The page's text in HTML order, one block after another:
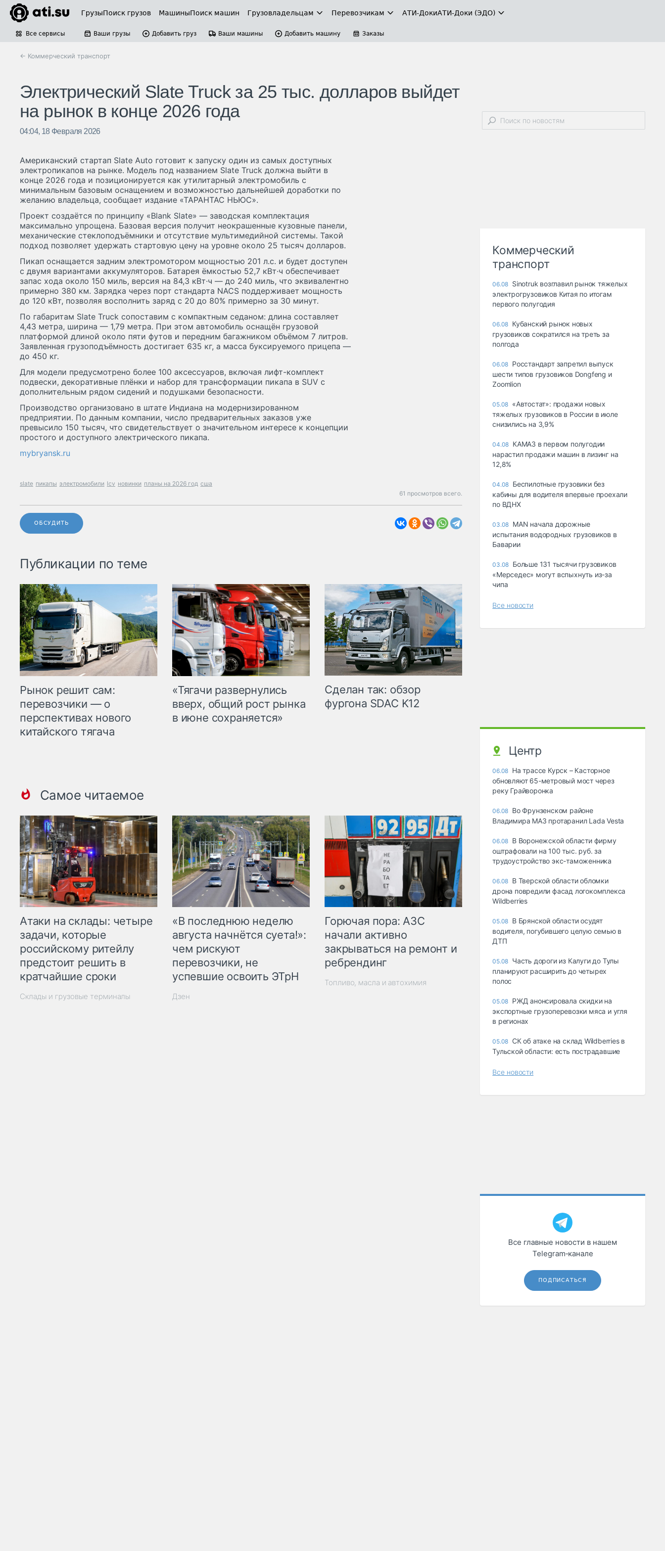
ГрузыПоиск грузов МашиныПоиск машин Грузовладельцам Перевозчикам АТИ-ДокиАТИ-Доки (ЭДО)
Все сервисы Ваши грузы Добавить груз Ваши машины Добавить машину Заказы
← Коммерческий транспорт
Электрический Slate Truck за 25 тыс. долларов выйдет
на рынок в конце 2026 года
04:04, 18 Февраля 2026
Американский стартап Slate Auto готовит к запуску один из самых доступных
электропикапов на рынке. Модель под названием Slate Truck должна выйти в
конце 2026 года и позиционируется как утилитарный электромобиль с
минимальным базовым оснащением и возможностью дальнейшей доработки по
желанию владельца, сообщает издание «ТАРАНТАС НЬЮС».
Проект создаётся по принципу «Blank Slate» — заводская комплектация
максимально упрощена. Базовая версия получит неокрашенные кузовные панели,
механические стеклоподъёмники и отсутствие мультимедийной системы. Такой
подход позволяет удержать стартовую цену на уровне около 25 тысяч долларов.
Пикап оснащается задним электромотором мощностью 201 л.с. и будет доступен
с двумя вариантами аккумуляторов. Батарея ёмкостью 52,7 кВт·ч обеспечивает
запас хода около 150 миль, версия на 84,3 кВт·ч — до 240 миль, что эквивалентно
примерно 380 км. Зарядка через порт стандарта NACS поддерживает мощность
до 120 кВт, позволяя восполнить заряд с 20 до 80% примерно за 30 минут.
По габаритам Slate Truck сопоставим с компактным седаном: длина составляет
4,43 метра, ширина — 1,79 метра. При этом автомобиль оснащён грузовой
платформой длиной около пяти футов и передним багажником объёмом 7 литров.
Заявленная грузоподъёмность достигает 635 кг, а масса буксируемого прицепа —
до 450 кг.
Для модели предусмотрено более 100 аксессуаров, включая лифт-комплект
подвески, декоративные плёнки и набор для трансформации пикапа в SUV с
дополнительным рядом сидений и подушками безопасности.
Производство организовано в штате Индиана на модернизированном
предприятии. По данным компании, число предварительных заказов уже
превысило 150 тысяч, что свидетельствует о значительном интересе к концепции
простого и доступного электрического пикапа.
mybryansk.ru
slate пикапы электромобили lcv новинки планы на 2026 год сша
61 просмотров всего.
ОБСУДИТЬ
Публикации по теме
Рынок решит сам:
перевозчики — о
перспективах нового
китайского тягача
«Тягачи развернулись
вверх, общий рост рынка
в июне сохраняется»
Сделан так: обзор
фургона SDAC K12
Самое читаемое
Атаки на склады: четыре
задачи, которые
российскому ритейлу
предстоит решить в
кратчайшие сроки
Склады и грузовые терминалы
«В последнюю неделю
августа начнётся суета!»:
чем рискуют
перевозчики, не
успевшие освоить ЭТрН
Дзен
Горючая пора: АЗС
начали активно
закрываться на ремонт и
ребрендинг
Топливо, масла и автохимия
Коммерческий
транспорт
06.08 Sinotruk возглавил рынок тяжелых
электрогрузовиков Китая по итогам
первого полугодия
06.08 Кубанский рынок новых
грузовиков сократился на треть за
полгода
06.08 Росстандарт запретил выпуск
шести типов грузовиков Dongfeng и
Zoomlion
05.08 «Автостат»: продажи новых
тяжелых грузовиков в России в июле
снизились на 3,9%
04.08 КАМАЗ в первом полугодии
нарастил продажи машин в лизинг на
12,8%
04.08 Беспилотные грузовики без
кабины для водителя впервые проехали
по ВДНХ
03.08 MAN начала дорожные
испытания водородных грузовиков в
Баварии
03.08 Больше 131 тысячи грузовиков
«Мерседес» могут вспыхнуть из-за
чипа
Все новости
Центр
06.08 На трассе Курск – Касторное
обновляют 65-метровый мост через
реку Грайворонка
06.08 Во Фрунзенском районе
Владимира МАЗ протаранил Lada Vesta
06.08 В Воронежской области фирму
оштрафовали на 100 тыс. руб. за
трудоустройство экс-таможенника
06.08 В Тверской области обломки
дрона повредили фасад логокомплекса
Wildberries
05.08 В Брянской области осудят
водителя, погубившего целую семью в
ДТП
05.08 Часть дороги из Калуги до Тулы
планируют расширить до четырех
полос
05.08 РЖД анонсировала скидки на
экспортные грузоперевозки мяса и угля
в регионах
05.08 СК об атаке на склад Wildberries в
Тульской области: есть пострадавшие
Все новости
Все главные новости в нашем
Telegram‑канале
ПОДПИСАТЬСЯ